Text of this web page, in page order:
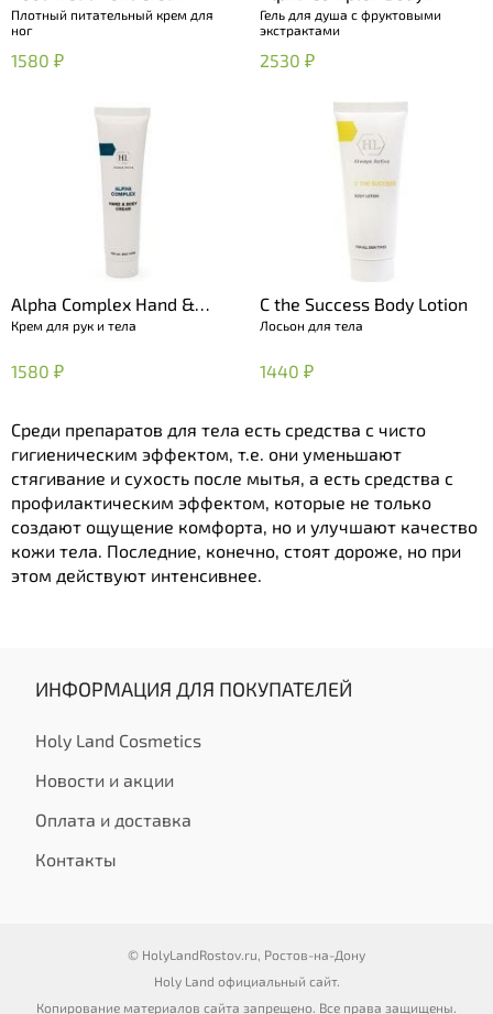
Плотный питательный крем для
ног
1580 ₽
Treatment Shower Gel
Гель для душа с фруктовыми
экстрактами
2530 ₽
Alpha Complex Hand &
Body Cream
Крем для рук и тела
1580 ₽
C the Success Body Lotion
Лосьон для тела
1440 ₽
Среди препаратов для тела есть средства с чисто
гигиеническим эффектом, т.е. они уменьшают
стягивание и сухость после мытья, а есть средства с
профилактическим эффектом, которые не только
создают ощущение комфорта, но и улучшают качество
кожи тела. Последние, конечно, стоят дороже, но при
этом действуют интенсивнее.
ИНФОРМАЦИЯ ДЛЯ ПОКУПАТЕЛЕЙ
Holy Land Cosmetics
Новости и акции
Оплата и доставка
Контакты
© HolyLandRostov.ru, Ростов-на-Дону
Holy Land официальный сайт.
Копирование материалов сайта запрещено. Все права защищены.